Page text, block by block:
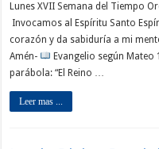
Lunes XVII Semana del Tiempo
Invocamos al Espíritu Santo
corazón y da sabiduría a mi
Amén-
Evangelio según
parábola: “El Reino …
Leer mas ...